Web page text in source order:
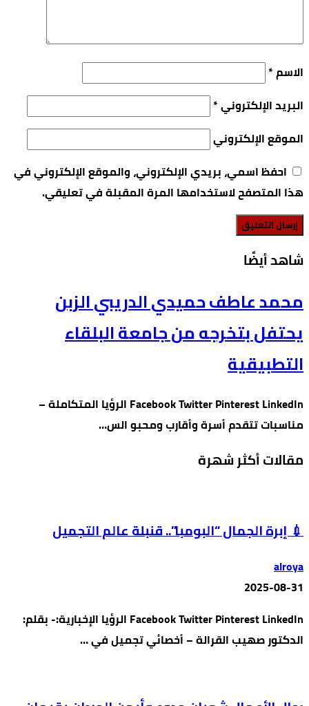
الاسم*
البريد الإلكتروني*
الموقع الإلكتروني
احفظ اسمي، بريدي الإلكتروني، والموقع الإلكتروني في
هذا المتصفح لاستخدامها المرة المقبلة في تعليقي.
‫شاهد أيضًا‬
محمد عاطف حميدي الدريبي الزبن
يحتفل بتخرجه من جامعة البلقاء
التطبيقية
Facebook Twitter Pinterest LinkedIn الرؤيا المتكاملة –
مناسبات تتقدم أسرة وأقارب ومحبو الس…
مقالات أكثر شهرة
💉 إبرة الجمال “البومبا”.. قنبلة عالم التجميل
alroya
2025-08-31
Facebook Twitter Pinterest LinkedIn الرؤيا الإخبارية:- بقلم:
الدكتور صهيب القرالة – أخصائي تجميل في …